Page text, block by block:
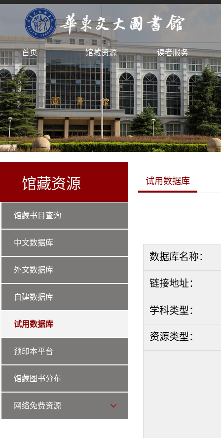
首页 馆藏资源 读者服务
馆藏资源
馆藏书目查询
中文数据库
外文数据库
自建数据库
试用数据库
预印本平台
馆藏图书分布
网络免费资源
试用数据库
数据库名称：
链接地址：
学科类型：
资源类型：